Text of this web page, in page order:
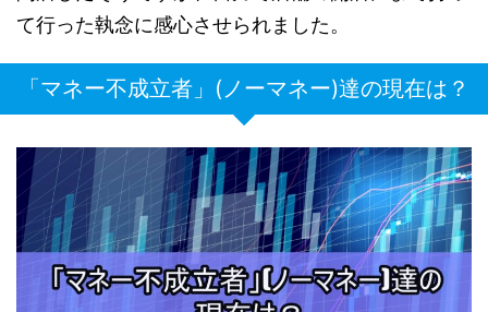
て行った執念に感心させられました。
「マネー不成立者」(ノーマネー)達の現在は？